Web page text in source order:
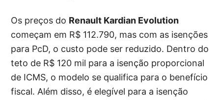
Os preços do Renault Kardian Evolution
começam em R$ 112.790, mas com as isenções
para PcD, o custo pode ser reduzido. Dentro do
teto de R$ 120 mil para a isenção proporcional
de ICMS, o modelo se qualifica para o benefício
fiscal. Além disso, é elegível para a isenção